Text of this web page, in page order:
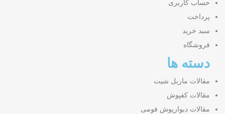
حساب کاربری
پرداخت
سبد خرید
فروشگاه
دسته ها
مقالات ماربل شیت
مقالات کفپوش
مقالات دیوارپوش فومی